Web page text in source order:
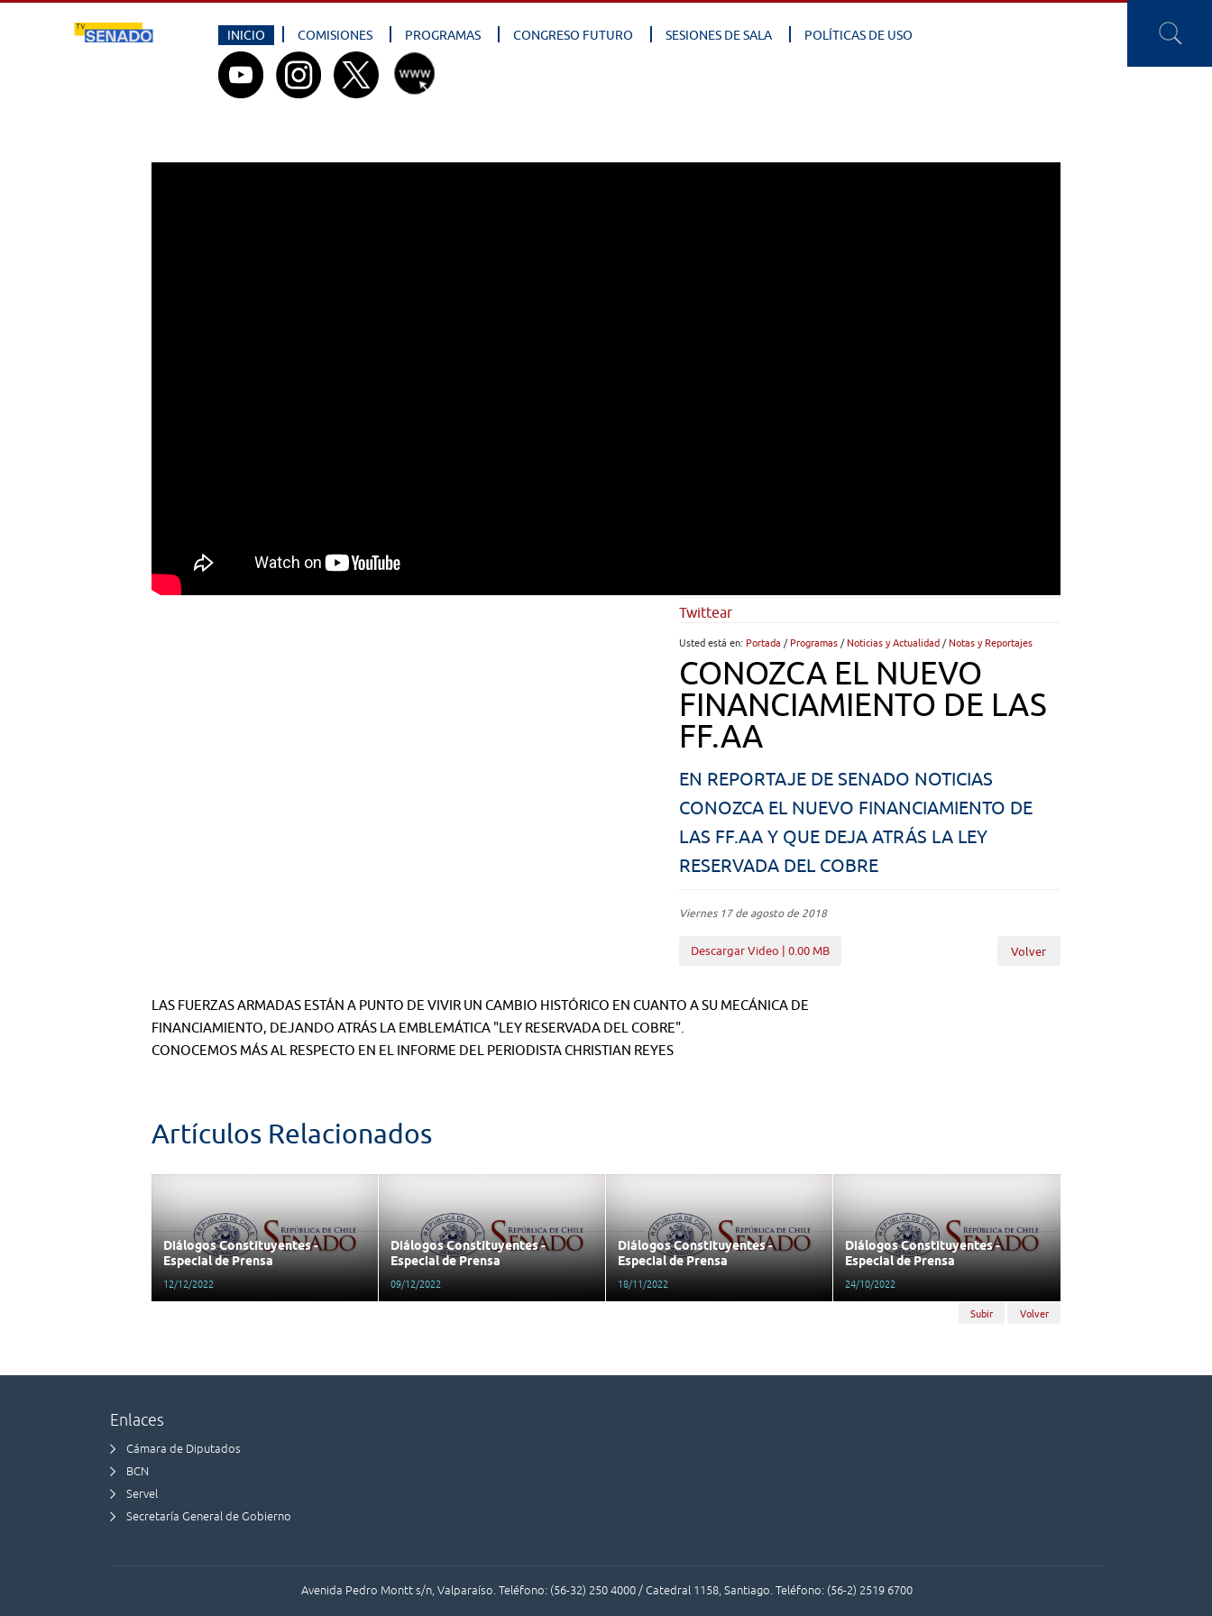
INICIO COMISIONES PROGRAMAS CONGRESO FUTURO SESIONES DE SALA POLÍTICAS DE USO
Twittear
Usted está en: Portada / Programas/ Noticias y Actualidad / Notas y Reportajes
CONOZCA EL NUEVO
FINANCIAMIENTO DE LAS
FF.AA
EN REPORTAJE DE SENADO NOTICIAS
CONOZCA EL NUEVO FINANCIAMIENTO DE
LAS FF.AA Y QUE DEJA ATRÁS LA LEY
RESERVADA DEL COBRE
Viernes 17 de agosto de 2018
Descargar Video | 0.00 MB Volver
LAS FUERZAS ARMADAS ESTÁN A PUNTO DE VIVIR UN CAMBIO HISTÓRICO EN CUANTO A SU MECÁNICA DE
FINANCIAMIENTO, DEJANDO ATRÁS LA EMBLEMÁTICA "LEY RESERVADA DEL COBRE".
CONOCEMOS MÁS AL RESPECTO EN EL INFORME DEL PERIODISTA CHRISTIAN REYES
Artículos Relacionados
Diálogos Constituyentes -
Especial de Prensa
12/12/2022
Diálogos Constituyentes -
Especial de Prensa
09/12/2022
Diálogos Constituyentes -
Especial de Prensa
18/11/2022
Diálogos Constituyentes -
Especial de Prensa
24/10/2022
Subir Volver
Enlaces
Cámara de Diputados
BCN
Servel
Secretaría General de Gobierno
Avenida Pedro Montt s/n, Valparaíso. Teléfono: (56-32) 250 4000 / Catedral 1158, Santiago. Teléfono: (56-2) 2519 6700